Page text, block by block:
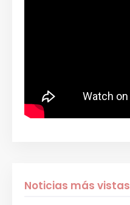
Noticias más vistas